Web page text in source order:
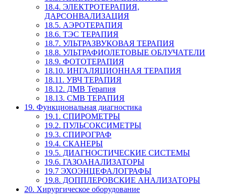
18.4. ЭЛЕКТРОТЕРАПИЯ,
ДАРСОНВАЛИЗАЦИЯ
18.5. АЭРОТЕРАПИЯ
18.6. ТЭС ТЕРАПИЯ
18.7. УЛЬТРАЗВУКОВАЯ ТЕРАПИЯ
18.8. УЛЬТРАФИОЛЕТОВЫЕ ОБЛУЧАТЕЛИ
18.9. ФОТОТЕРАПИЯ
18.10. ИНГАЛЯЦИОННАЯ ТЕРАПИЯ
18.11. УВЧ ТЕРАПИЯ
18.12. ДМВ Терапия
18.13. СМВ ТЕРАПИЯ
19. Функциональная диагностика
19.1. СПИРОМЕТРЫ
19.2. ПУЛЬСОКСИМЕТРЫ
19.3. СПИРОГРАФ
19.4. СКАНЕРЫ
19.5. ДИАГНОСТИЧЕСКИЕ СИСТЕМЫ
19.6. ГАЗОАНАЛИЗАТОРЫ
19.7 ЭХОЭНЦЕФАЛОГРАФЫ
19.8. ДОППЛЕРОВСКИЕ АНАЛИЗАТОРЫ
20. Хирургическое оборудование